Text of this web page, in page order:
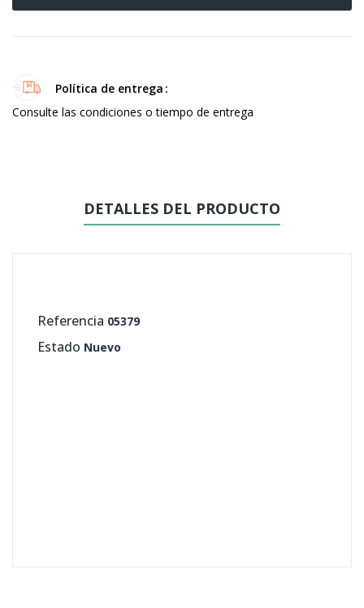
Política de entrega
Consulte las condiciones o tiempo de entrega
DETALLES DEL PRODUCTO
Referencia 05379
Estado Nuevo